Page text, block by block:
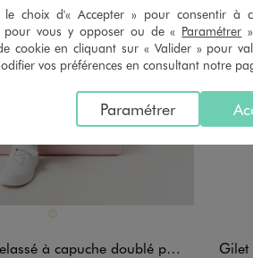
à capuche doublé polaire fille
Gilet
le choix d'« Accepter » pour consentir à
pour vous y opposer ou de « Paramétrer
cookie en cliquant sur « Valider » pour
vos préférences en consultant notre
Paramétrer